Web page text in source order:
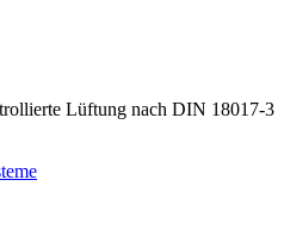
Lüftung nach DIN 18017-3